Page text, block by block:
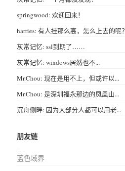
springwood: 欢迎回来！
harries: 有人挂那么高，怎么上去的呢？
灰常记忆: ssl到期了……
灰常记忆: windows居然也不...
Mr.Chou: 现在是用不上，但或许以...
Mr.Chou: 是深圳福永那边的凤凰山...
沉舟侧畔: 因为大部分人都可以用老...
朋友链
蓝色域界